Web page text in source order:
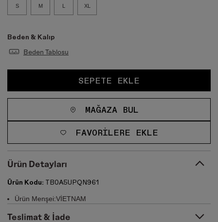
S M L XL
Beden & Kalıp
Beden Tablosu
SEPETE EKLE
MAĞAZA BUL
FAVORILERE EKLE
Ürün Detayları
Ürün Kodu: TB0A5UPQN961
Ürün Menşei:VİETNAM
Teslimat & İade